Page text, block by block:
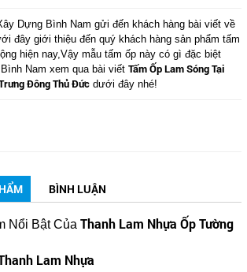
Dựng Bình Nam gửi đến khách hàng bài viết về
đây giới thiệu đến quý khách hàng sản phẩm tấm
hiện nay,Vậy mẫu tấm ốp này có gì đặc biệt
Nam xem qua bài viết Tấm Ốp Lam Sóng Tại
Đông Thủ Đứcdưới đây nhé!
BÌNH LUẬN
Nổi Bật CủaThanh Lam Nhựa Ốp Tường
Lam Nhựa